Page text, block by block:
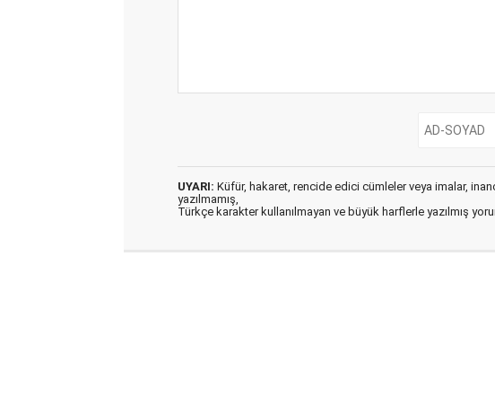
UYARI: Küfür, hakaret, rencide edici cümleler veya imalar,
yazılmamış,
Türkçe karakter kullanılmayan ve büyük harflerle yazılmış